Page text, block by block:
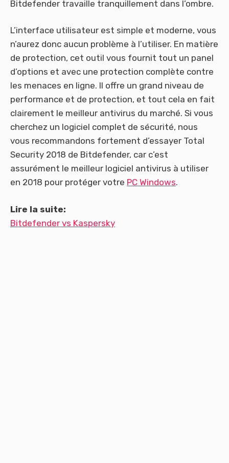
Bitdefender travaille tranquillement dans l’ombre.
L’interface utilisateur est simple et moderne, vous
n’aurez donc aucun problème à l’utiliser. En matière
de protection, cet outil vous fournit tout un panel
d’options et avec une protection complète contre
les menaces en ligne. Il offre un grand niveau de
performance et de protection, et tout cela en fait
clairement le meilleur antivirus du marché. Si vous
cherchez un logiciel complet de sécurité, nous
vous recommandons fortement d’essayer Total
Security 2018 de Bitdefender, car c’est
assurément le meilleur logiciel antivirus à utiliser
en 2018 pour protéger votre PC Windows.
Lire la suite:
Bitdefender vs Kaspersky